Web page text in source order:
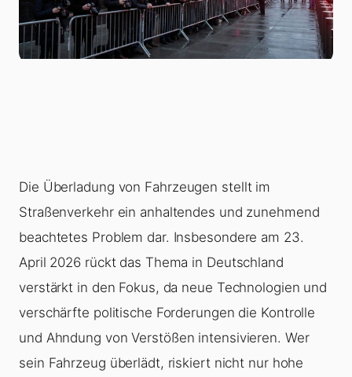
Die Überladung von Fahrzeugen stellt im
Straßenverkehr ein anhaltendes und zunehmend
beachtetes Problem dar. Insbesondere am 23.
April 2026 rückt das Thema in Deutschland
verstärkt in den Fokus, da neue Technologien und
verschärfte politische Forderungen die Kontrolle
und Ahndung von Verstößen intensivieren. Wer
sein Fahrzeug überlädt, riskiert nicht nur hohe